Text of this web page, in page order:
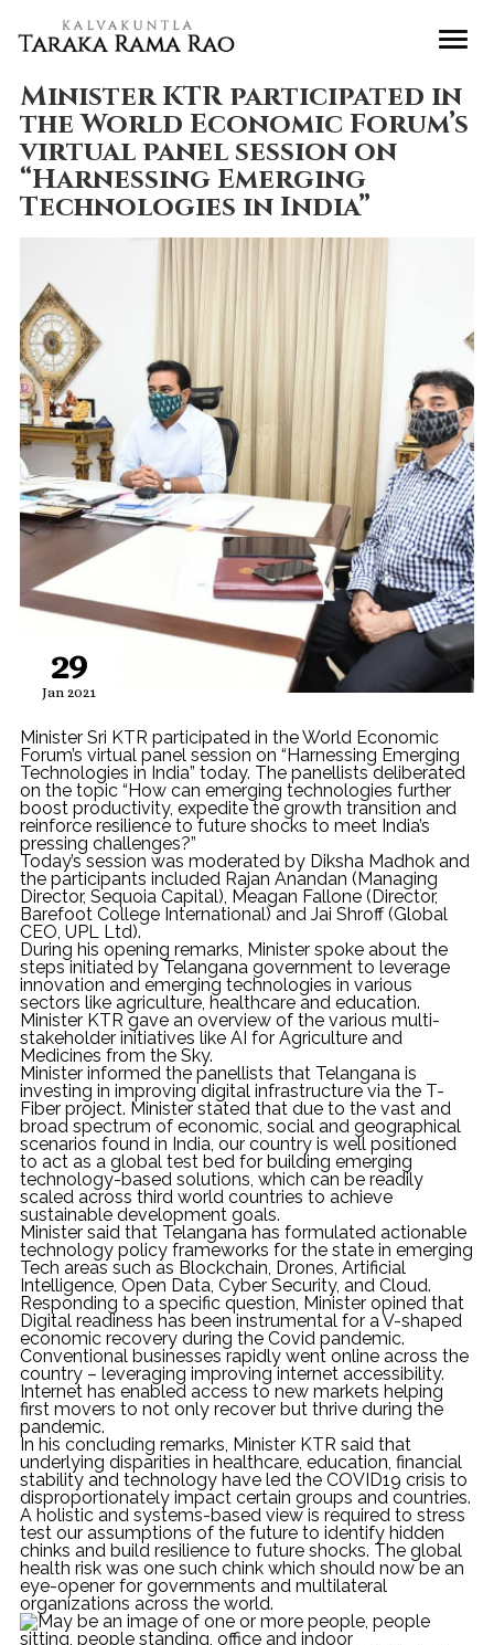
Minister KTR participated in
the World Economic Forum’s
virtual panel session on
“Harnessing Emerging
Technologies in India”
29
Jan 2021
Minister Sri KTR participated in the World Economic
Forum’s virtual panel session on “Harnessing Emerging
Technologies in India” today. The panellists deliberated
on the topic “How can emerging technologies further
boost productivity, expedite the growth transition and
reinforce resilience to future shocks to meet India’s
pressing challenges?”
Today’s session was moderated by Diksha Madhok and
the participants included Rajan Anandan (Managing
Director, Sequoia Capital), Meagan Fallone (Director,
Barefoot College International) and Jai Shroff (Global
CEO, UPL Ltd).
During his opening remarks, Minister spoke about the
steps initiated by Telangana government to leverage
innovation and emerging technologies in various
sectors like agriculture, healthcare and education.
Minister KTR gave an overview of the various multi-
stakeholder initiatives like AI for Agriculture and
Medicines from the Sky.
Minister informed the panellists that Telangana is
investing in improving digital infrastructure via the T-
Fiber project. Minister stated that due to the vast and
broad spectrum of economic, social and geographical
scenarios found in India, our country is well positioned
to act as a global test bed for building emerging
technology-based solutions, which can be readily
scaled across third world countries to achieve
sustainable development goals.
Minister said that Telangana has formulated actionable
technology policy frameworks for the state in emerging
Tech areas such as Blockchain, Drones, Artificial
Intelligence, Open Data, Cyber Security, and Cloud.
Responding to a specific question, Minister opined that
Digital readiness has been instrumental for a V-shaped
economic recovery during the Covid pandemic.
Conventional businesses rapidly went online across the
country – leveraging improving internet accessibility.
Internet has enabled access to new markets helping
first movers to not only recover but thrive during the
pandemic.
In his concluding remarks, Minister KTR said that
underlying disparities in healthcare, education, financial
stability and technology have led the COVID19 crisis to
disproportionately impact certain groups and countries.
A holistic and systems-based view is required to stress
test our assumptions of the future to identify hidden
chinks and build resilience to future shocks. The global
health risk was one such chink which should now be an
eye-opener for governments and multilateral
organizations across the world.